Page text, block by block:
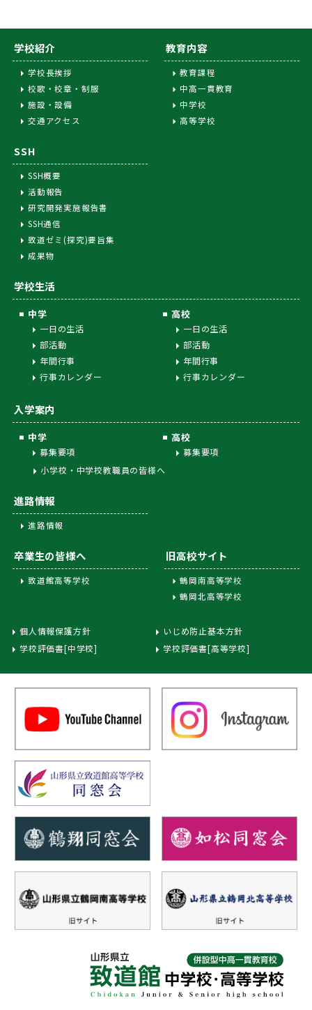
学校紹介
学校長挨拶
校歌・校章・制服
施設・設備
交通アクセス
教育内容
教育課程
中高一貫教育
中学校
高等学校
SSH
SSH概要
活動報告
研究開発実施報告書
SSH通信
致道ゼミ(探究)要旨集
成果物
学校生活
中学
一日の生活
部活動
年間行事
行事カレンダー
高校
一日の生活
部活動
年間行事
行事カレンダー
入学案内
中学
募集要項
高校
募集要項
小学校・中学校教職員の皆様へ
進路情報
進路情報
卒業生の皆様へ
致道館高等学校
旧高校サイト
鶴岡南高等学校
鶴岡北高等学校
個人情報保護方針
いじめ防止基本方針
学校評価書[中学校]
学校評価書[高等学校]